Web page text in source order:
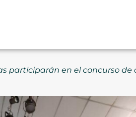
participarán en el concurso de